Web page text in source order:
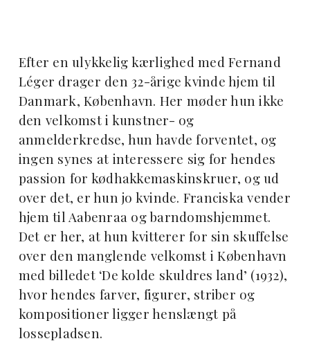
Efter en ulykkelig kærlighed med Fernand
Léger drager den 32-årige kvinde hjem til
Danmark, København. Her møder hun ikke
den velkomst i kunstner- og
anmelderkredse, hun havde forventet, og
ingen synes at interessere sig for hendes
passion for kødhakkemaskinskruer, og ud
over det, er hun jo kvinde. Franciska vender
hjem til Aabenraa og barndomshjemmet.
Det er her, at hun kvitterer for sin skuffelse
over den manglende velkomst i København
med billedet ‘De kolde skuldres land’ (1932),
hvor hendes farver, figurer, striber og
kompositioner ligger henslængt på
lossepladsen.